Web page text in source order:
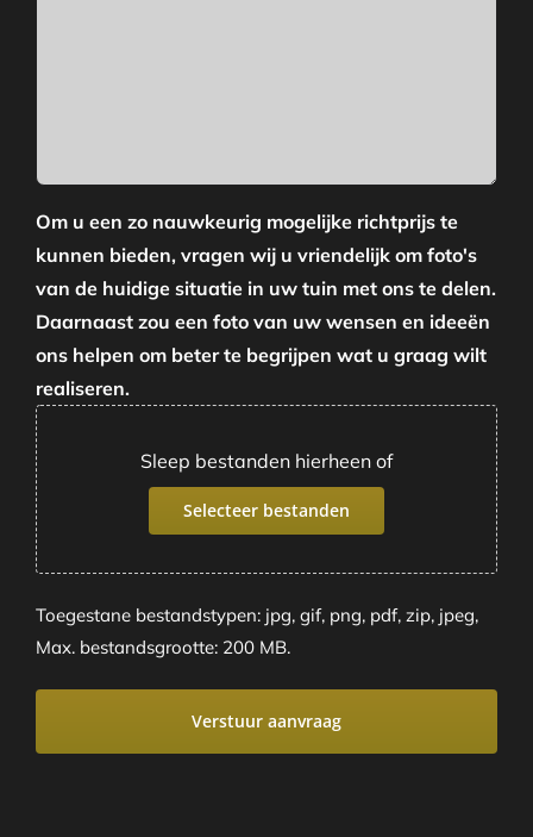
Om u een zo nauwkeurig mogelijke richtprijs te
kunnen bieden, vragen wij u vriendelijk om foto's
van de huidige situatie in uw tuin met ons te delen.
Daarnaast zou een foto van uw wensen en ideeën
ons helpen om beter te begrijpen wat u graag wilt
realiseren.
Sleep bestanden hierheen of
Selecteer bestanden
Toegestane bestandstypen: jpg, gif, png, pdf, zip, jpeg,
Max. bestandsgrootte: 200 MB.